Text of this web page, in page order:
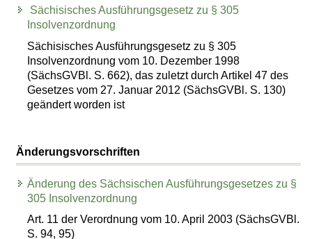
Sächisisches Ausführungsgesetz zu § 305
Insolvenzordnung
Sächisisches Ausführungsgesetz zu § 305
Insolvenzordnung vom 10. Dezember 1998
(SächsGVBl. S. 662), das zuletzt durch Artikel 47 des
Gesetzes vom 27. Januar 2012 (SächsGVBl. S. 130)
geändert worden ist
Änderungsvorschriften
Änderung des Sächsischen Ausführungsgesetzes zu §
305 Insolvenzordnung
Art. 11 der Verordnung vom 10. April 2003 (SächsGVBl.
S. 94, 95)